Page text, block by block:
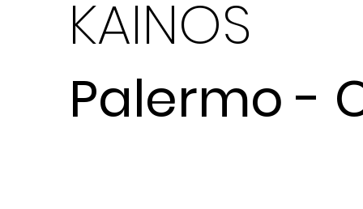
KAINOS
Palermo -